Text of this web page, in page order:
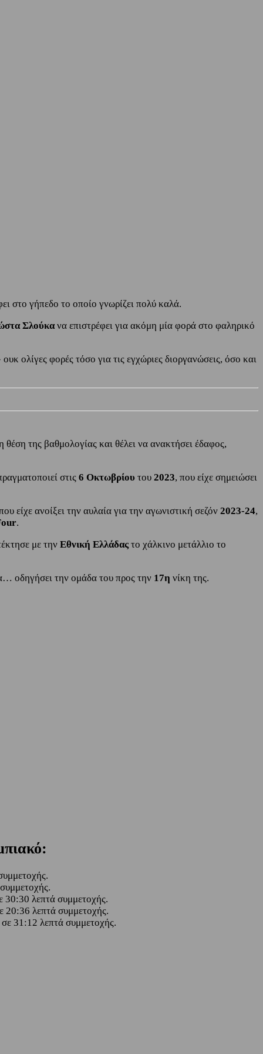
στο γήπεδο το οποίο γνωρίζει πολύ καλά.
Σλούκανα επιστρέφει για ακόμη μία φορά στο φαληρικό
ουκ ολίγες φορές τόσο για τις εγχώριες διοργανώσεις, όσο και
θέση της βαθμολογίας και θέλει να ανακτήσει έδαφος,
στις 6 Οκτωβρίου του 2023, που είχε σημειώσει
είχε ανοίξει την αυλαία για την αγωνιστική σεζόν 2023-24,
.
με την Εθνική Ελλάδας το χάλκινο μετάλλιο το
οδηγήσει την ομάδα του προς την 17η νίκη της.
30:30 λεπτά συμμετοχής.
20:36 λεπτά συμμετοχής.
31:12 λεπτά συμμετοχής.